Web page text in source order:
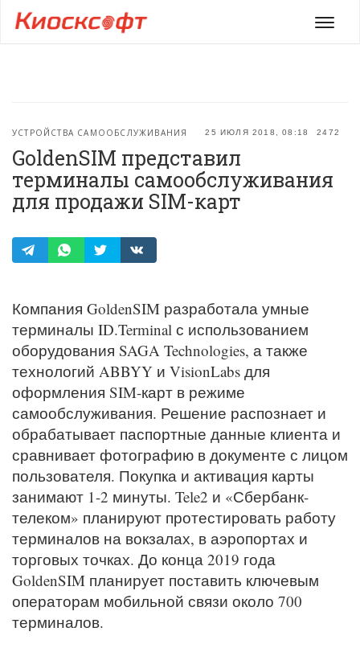
Меню
25 ИЮЛЯ 2018, 08:18 2472
УСТРОЙСТВА САМООБСЛУЖИВАНИЯ
GoldenSIM представил
терминалы самообслуживания
для продажи SIM-карт
Компания GoldenSIM разработала умные
терминалы ID.Terminal с использованием
оборудования SAGA Technologies, а также
технологий ABBYY и VisionLabs для
оформления SIM-карт в режиме
самообслуживания. Решение распознает и
обрабатывает паспортные данные клиента и
сравнивает фотографию в документе с лицом
пользователя. Покупка и активация карты
занимают 1-2 минуты. Tele2 и «Сбербанк-
телеком» планируют протестировать работу
терминалов на вокзалах, в аэропортах и
торговых точках. До конца 2019 года
GoldenSIM планирует поставить ключевым
операторам мобильной связи около 700
терминалов.